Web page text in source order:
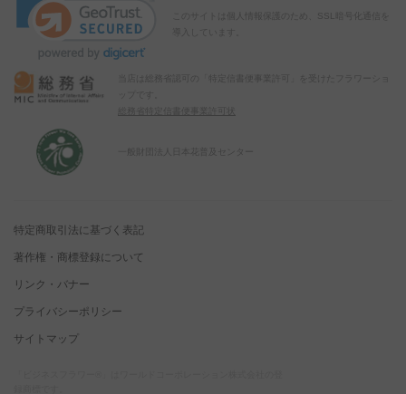
このサイトは個人情報保護のため、SSL暗号化通信を
導入しています。
当店は総務省認可の「特定信書便事業許可」を受けたフラワーショ
総務省特定信書便事業許可状
特定商取引法に基づく表記
著作権・商標登録について
リンク・バナー
プライバシーポリシー
サイトマップ